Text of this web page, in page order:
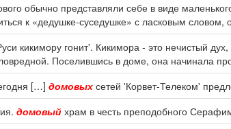
обычно представляли себе в виде
к «дедушке-суседушке» с ласковым словом,
кикимору гонит'. Кикимора - это нечистый
Поселившись в доме, она начинала
[…] домовых сетей 'Корвет-Телеком'
домовый храм в честь преподобного